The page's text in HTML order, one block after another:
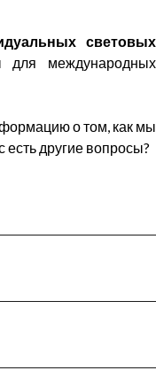
световых
международных
о том, как мы
другие вопросы?